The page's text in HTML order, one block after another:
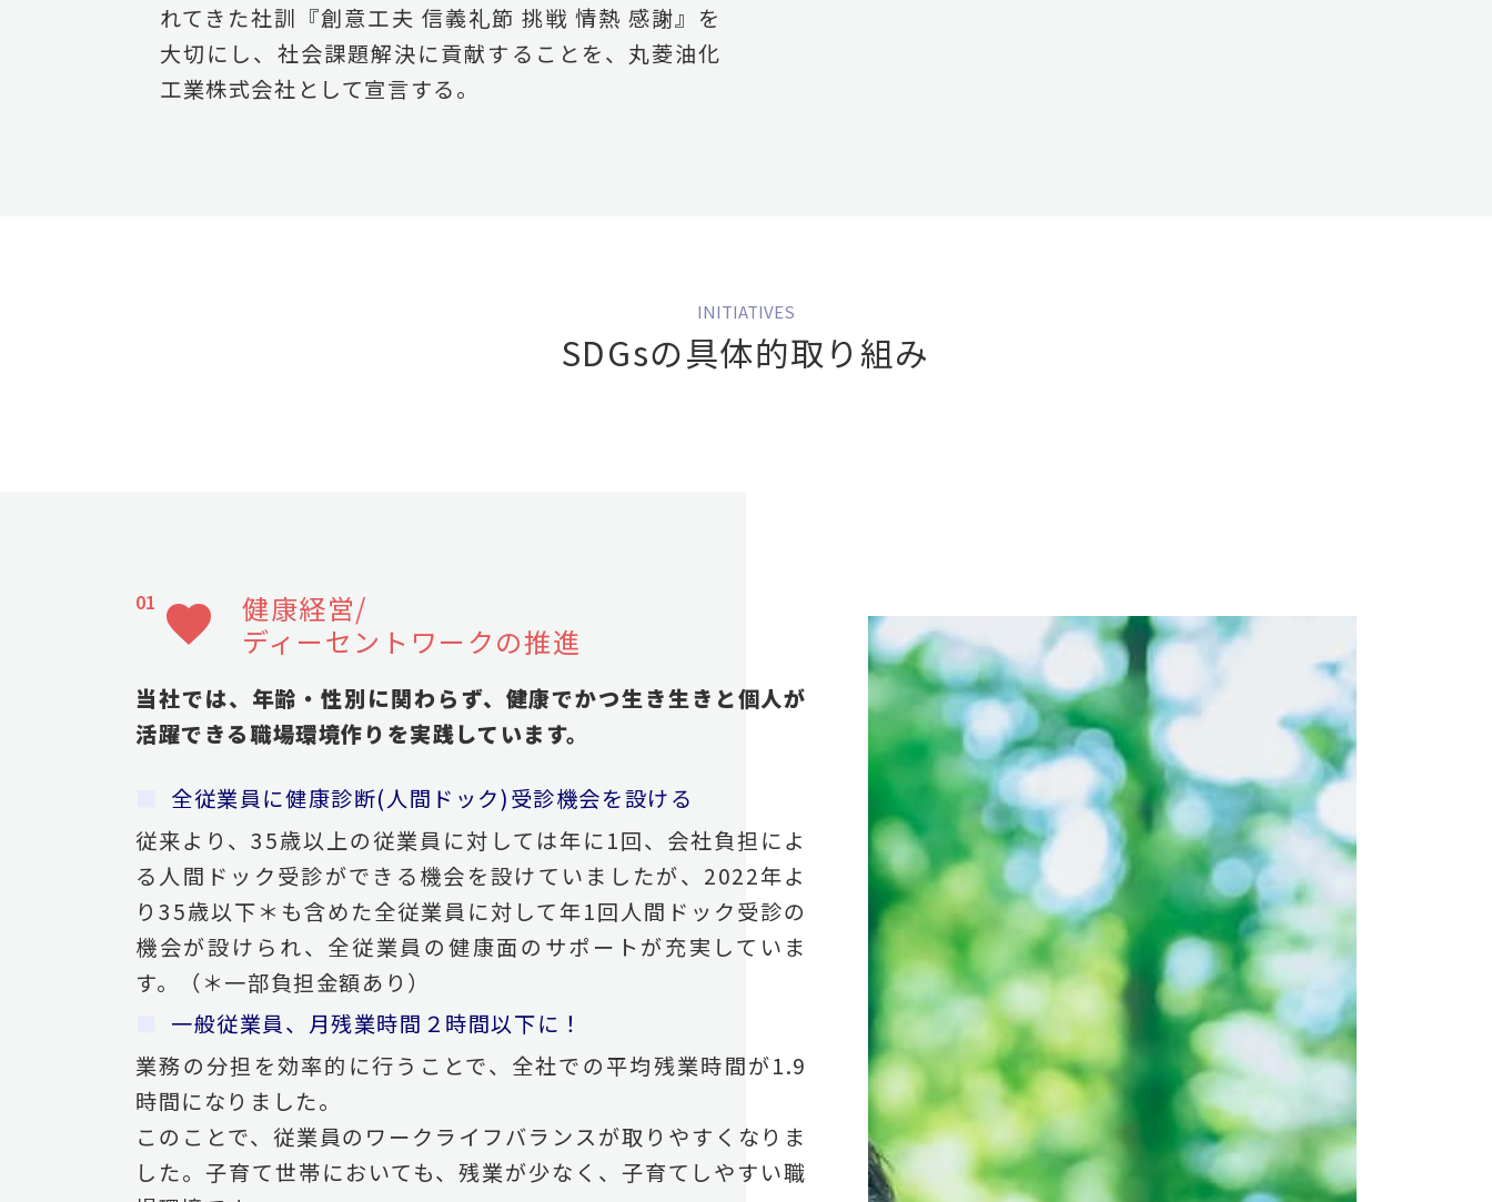
れてきた社訓『創意工夫 信義礼節 挑戦 情熱 感謝』を
大切にし、社会課題解決に貢献することを、丸菱油化
工業株式会社として宣言する。
SDGsの具体的取り組み
favorite
健康経営/
ディーセントワークの推進
当社では、年齢・性別に関わらず、健康でかつ生き生きと個人が
活躍できる職場環境作りを実践しています。
全従業員に健康診断(人間ドック)受診機会を設ける
従来より、35歳以上の従業員に対しては年に1回、会社負担によ
る人間ドック受診ができる機会を設けていましたが、2022年よ
り35歳以下＊も含めた全従業員に対して年1回人間ドック受診の
機会が設けられ、全従業員の健康面のサポートが充実していま
す。（＊一部負担金額あり）
一般従業員、月残業時間２時間以下に！
業務の分担を効率的に行うことで、全社での平均残業時間が1.9
時間になりました。
このことで、従業員のワークライフバランスが取りやすくなりま
した。子育て世帯においても、残業が少なく、子育てしやすい職